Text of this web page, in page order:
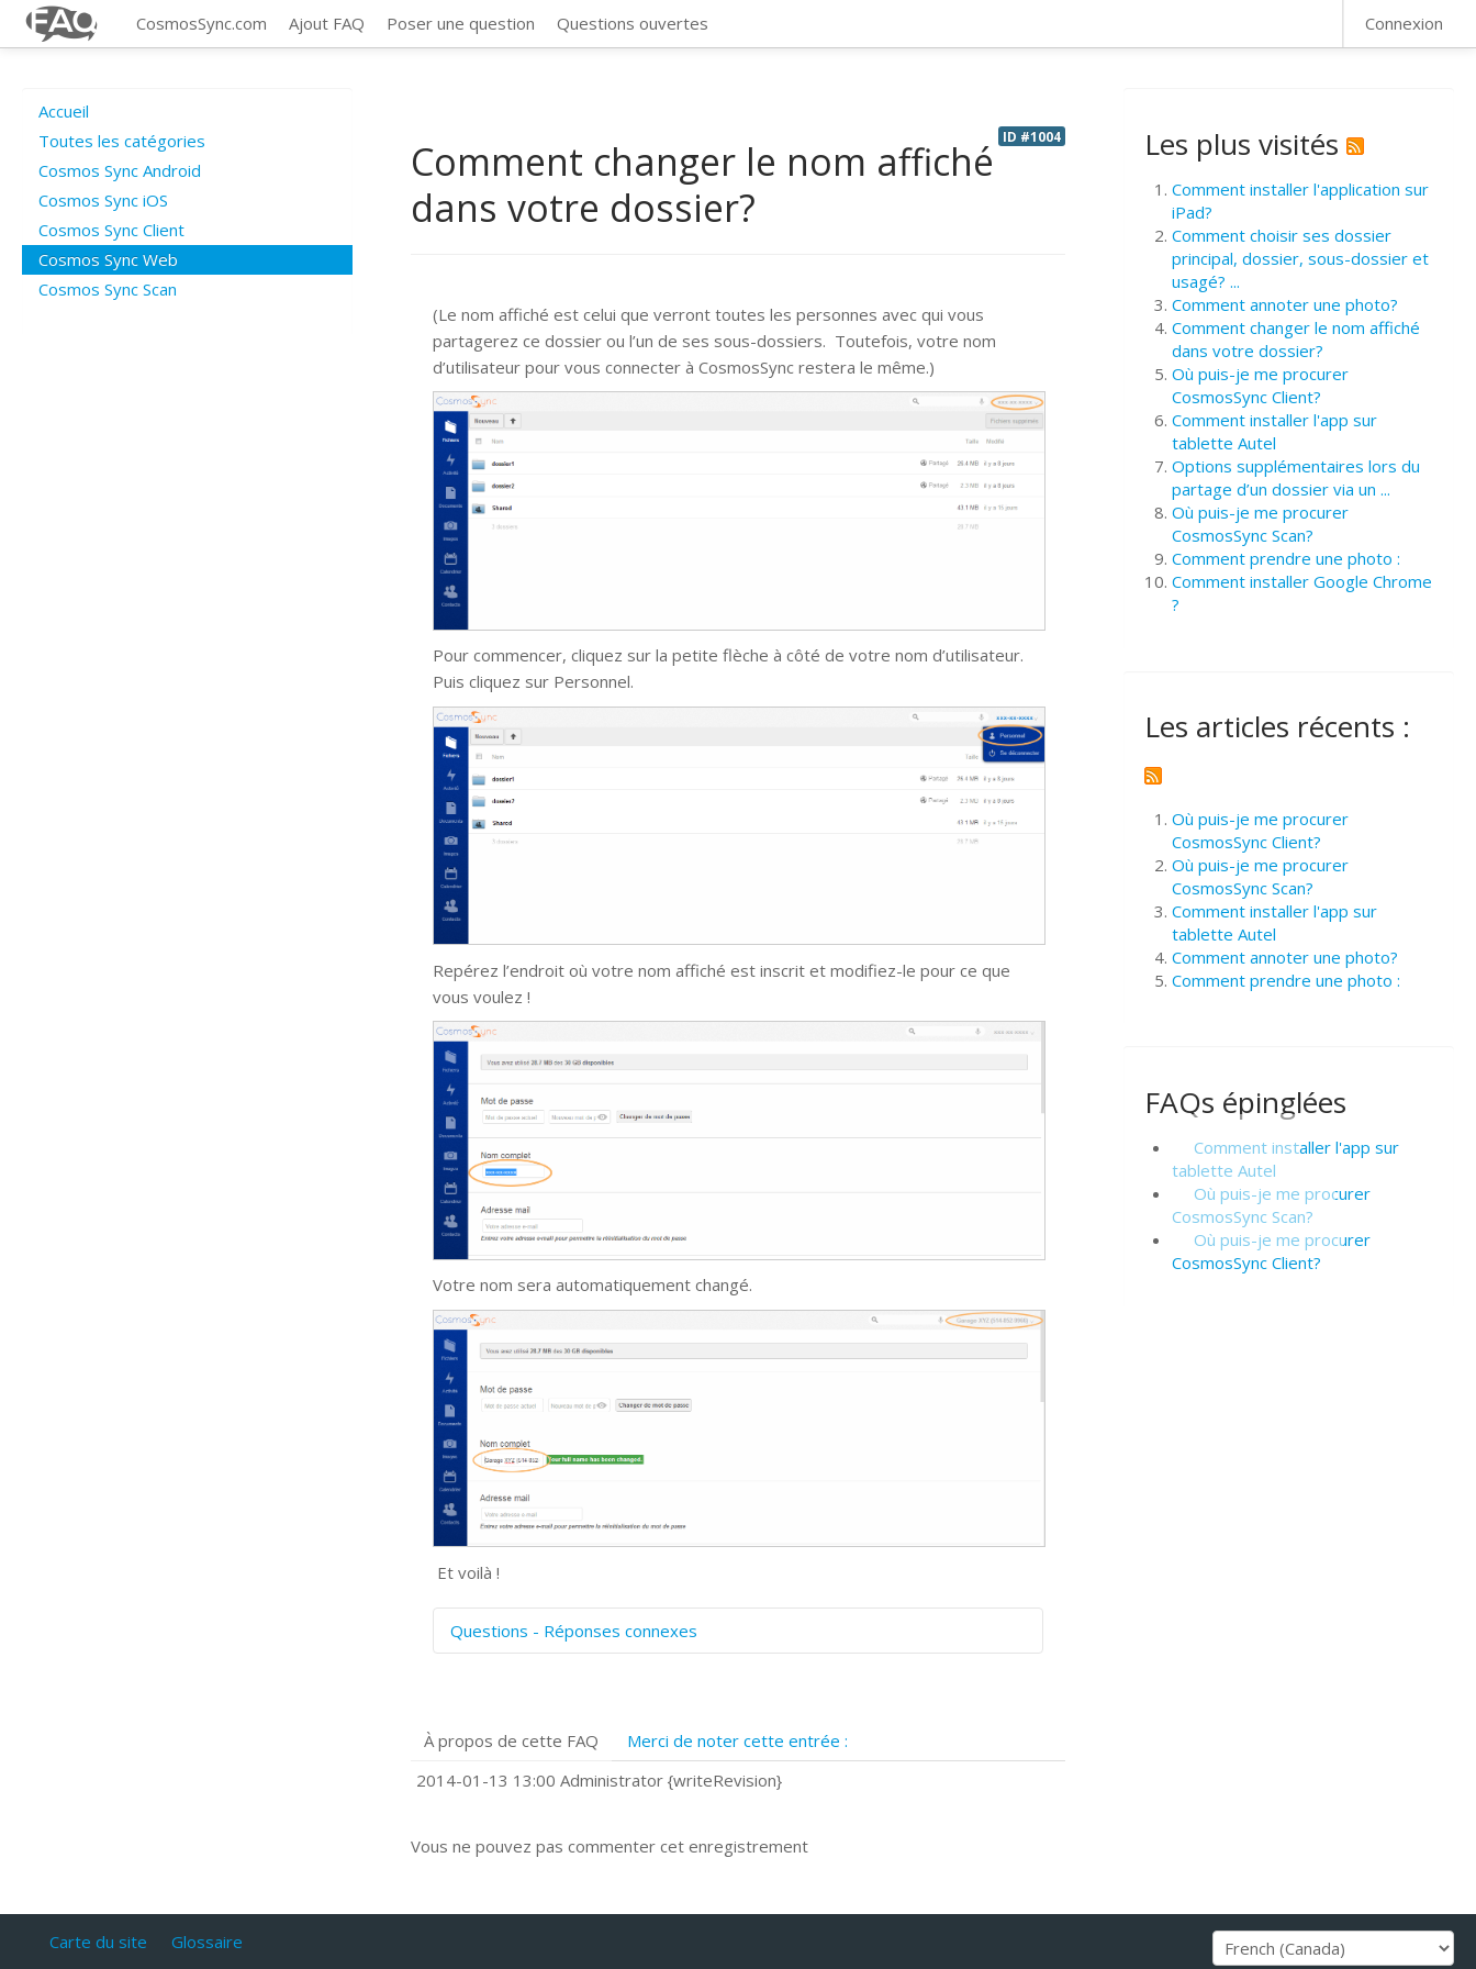
CosmosSync.com Ajout FAQ Poser une question Questions ouvertes Connexion
Accueil
Toutes les catégories
Cosmos Sync Android
Cosmos Sync iOS
Cosmos Sync Client
Cosmos Sync Web
Cosmos Sync Scan
ID #1004
Comment changer le nom affiché
dans votre dossier?
(Le nom affiché est celui que verront toutes les personnes avec qui vous
partagerez ce dossier ou l’un de ses sous-dossiers. Toutefois, votre nom
d’utilisateur pour vous connecter à CosmosSync restera le même.)
Pour commencer, cliquez sur la petite flèche à côté de votre nom d’utilisateur.
Puis cliquez sur Personnel.
Repérez l’endroit où votre nom affiché est inscrit et modifiez-le pour ce que
vous voulez !
Votre nom sera automatiquement changé.
Et voilà !
Questions - Réponses connexes
Quels navigateurs web sont supportés ?
Comment installer Google Chrome ?
À propos de cette FAQ
Merci de noter cette entrée :
2014-01-13 13:00 Administrator {writeRevision}
Vous ne pouvez pas commenter cet enregistrement
Les plus visités
Comment installer l'application sur
iPad?
Comment choisir ses dossier
principal, dossier, sous-dossier et
usagé? ...
Comment annoter une photo?
Comment changer le nom affiché
dans votre dossier?
Où puis-je me procurer
CosmosSync Client?
Comment installer l'app sur
tablette Autel
Options supplémentaires lors du
partage d’un dossier via un ...
Où puis-je me procurer
CosmosSync Scan?
Comment prendre une photo :
Comment installer Google Chrome
?
Les articles récents :
Où puis-je me procurer
CosmosSync Client?
Où puis-je me procurer
CosmosSync Scan?
Comment installer l'app sur
tablette Autel
Comment annoter une photo?
Comment prendre une photo :
FAQs épinglées
Comment installer l'app sur
tablette Autel
Où puis-je me procurer
CosmosSync Scan?
Où puis-je me procurer
CosmosSync Client?
Carte du site Glossaire